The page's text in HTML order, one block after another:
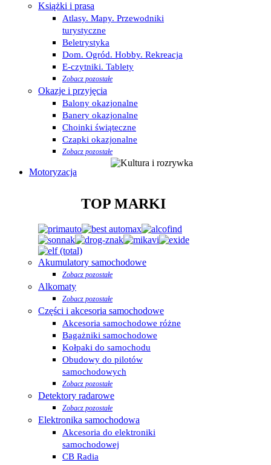
Książki i prasa
Atlasy. Mapy. Przewodniki
turystyczne
Beletrystyka
Dom. Ogród. Hobby. Rekreacja
E-czytniki. Tablety
Zobacz pozostałe
Okazje i przyjęcia
Balony okazjonalne
Banery okazjonalne
Choinki świąteczne
Czapki okazjonalne
Zobacz pozostałe
Motoryzacja
TOP MARKI
Akumulatory samochodowe
Zobacz pozostałe
Alkomaty
Zobacz pozostałe
Części i akcesoria samochodowe
Akcesoria samochodowe różne
Bagażniki samochodowe
Kołpaki do samochodu
Obudowy do pilotów
samochodowych
Zobacz pozostałe
Detektory radarowe
Zobacz pozostałe
Elektronika samochodowa
Akcesoria do elektroniki
samochodowej
CB Radia